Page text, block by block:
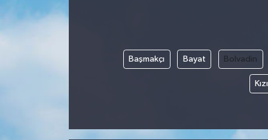
Başmakçı Bayat Bolvadin